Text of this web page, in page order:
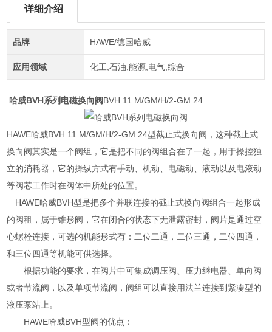
详细介绍
品牌 HAWE/德国哈威
应用领域 化工,石油,能源,电气,综合
哈威BVH系列电磁换向阀BVH 11 M/GM/H/2-GM 24
HAWE哈威BVH 11 M/GM/H/2-GM 24型截止式换向阀，这种截止式
换向阀其实是一个阀组，它是把不同的阀组合在了一起，用于操控独
立的消耗器，它的操纵方式有手动、机动、电磁动、液动以及电液动
等阀芯工作时在阀体中所处的位置。
HAWE哈威BVH型是把多个并联连接的截止式换向阀组合一起形成
的阀租，属于锥形阀，它在闭合的状态下无泄露密封，阀片是通过空
心螺栓连接，可选的机能形式有：二位二通，二位三通，二位四通，
和三位四通等机能可供选择。
根据功能的要求，在阀片中可集成调压阀、压力继电器、单向阀
或者节流阀，以及单项节流阀，阀组可以直接用法兰连接到紧凑型的
液压泵站上。
HAWE哈威BVH型阀的优点：